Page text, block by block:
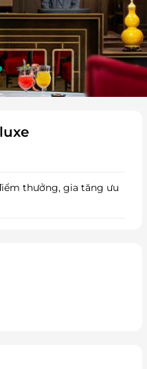
thưởng, gia tăng ưu